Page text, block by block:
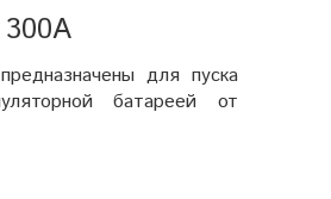
для пуска
батареей от